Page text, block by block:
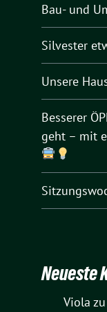
Bau- und
Silvester
Unsere
Besserer
geht – mit
Neueste
Viola zu